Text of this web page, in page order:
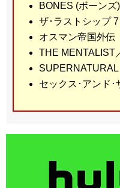
BONES (ボーン
ザ･ラストシップ 7
オスマン帝国外伝
THE MENTALIST
セックス･アンド･